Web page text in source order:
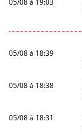
05/08 à 19:03
05/08 à 18:39
05/08 à 18:38
05/08 à 18:31